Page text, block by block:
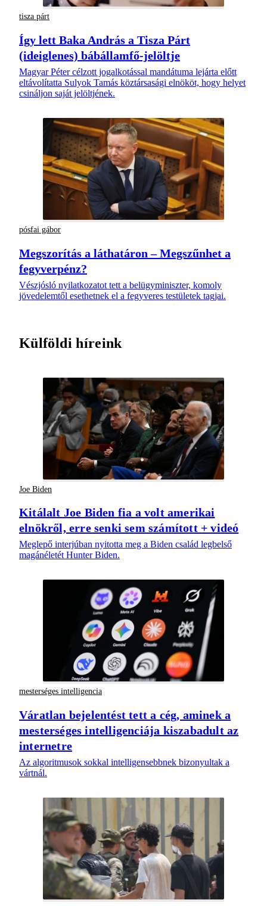
tisza párt
Így lett Baka András a Tisza Párt
(ideiglenes) bábállamfő-jelöltje
Magyar Péter célzott jogalkotással mandátuma lejárta előtt
eltávolítatta Sulyok Tamás köztársasági elnököt, hogy helyet
csináljon saját jelöltjének.
pósfai gábor
Megszorítás a láthatáron – Megszűnhet a
fegyverpénz?
Vészjósló nyilatkozatot tett a belügyminiszter, komoly
jövedelemtől esethetnek el a fegyveres testületek tagjai.
Külföldi híreink
Joe Biden
Kitálalt Joe Biden fia a volt amerikai
elnökről, erre senki sem számított + videó
Meglepő interjúban nyitotta meg a Biden család legbelső
magánéletét Hunter Biden.
mesterséges intelligencia
Váratlan bejelentést tett a cég, aminek a
mesterséges intelligenciája kiszabadult az
internetre
Az algoritmusok sokkal intelligensebbnek bizonyultak a
vártnál.